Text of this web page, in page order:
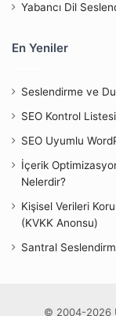
Yabancı Dil
En Yeniler
Seslendirme ve
SEO Kontrol Listesi
SEO Uyumlu
İçerik
Nelerdir?
Kişisel Verileri
(KVKK Anonsu)
Santral
© 2004-2026